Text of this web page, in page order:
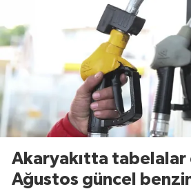
Akaryakıtta
Ağustos güncel